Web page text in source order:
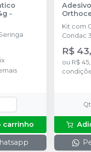
-
carrinho
Kit com
Condac
R$
ou R$